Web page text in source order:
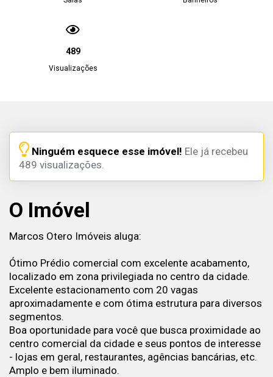
489
Visualizações
Ninguém esquece esse imóvel! Ele já recebeu
489 visualizações.
O Imóvel
Marcos Otero Imóveis aluga:
Ótimo Prédio comercial com excelente acabamento,
localizado em zona privilegiada no centro da cidade.
Excelente estacionamento com 20 vagas
aproximadamente e com ótima estrutura para diversos
segmentos.
Boa oportunidade para você que busca proximidade ao
centro comercial da cidade e seus pontos de interesse
- lojas em geral, restaurantes, agências bancárias, etc.
Amplo e bem iluminado.